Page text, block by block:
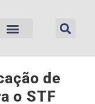
de
o STF